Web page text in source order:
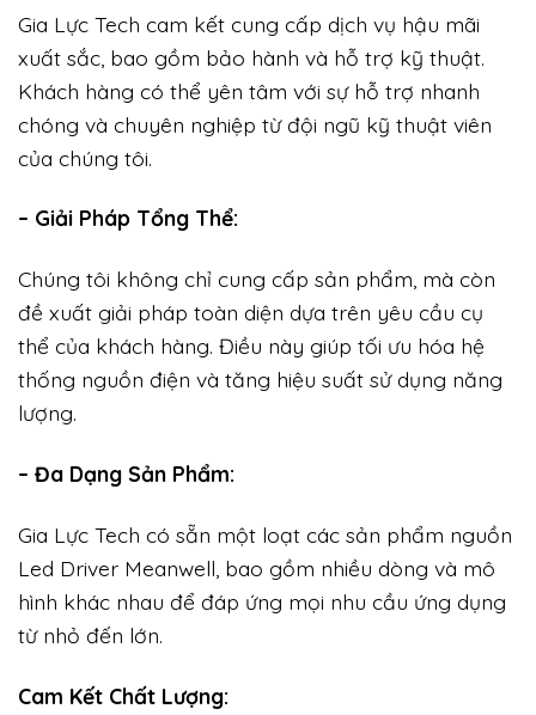
Gia Lực Tech cam kết cung cấp dịch vụ hậu mãi
xuất sắc, bao gồm bảo hành và hỗ trợ kỹ thuật.
Khách hàng có thể yên tâm với sự hỗ trợ nhanh
chóng và chuyên nghiệp từ đội ngũ kỹ thuật viên
của chúng tôi.
– Giải Pháp Tổng Thể:
Chúng tôi không chỉ cung cấp sản phẩm, mà còn
đề xuất giải pháp toàn diện dựa trên yêu cầu cụ
thể của khách hàng. Điều này giúp tối ưu hóa hệ
thống nguồn điện và tăng hiệu suất sử dụng năng
lượng.
– Đa Dạng Sản Phẩm:
Gia Lực Tech có sẵn một loạt các sản phẩm nguồn
Led Driver Meanwell, bao gồm nhiều dòng và mô
hình khác nhau để đáp ứng mọi nhu cầu ứng dụng
từ nhỏ đến lớn.
Cam Kết Chất Lượng: